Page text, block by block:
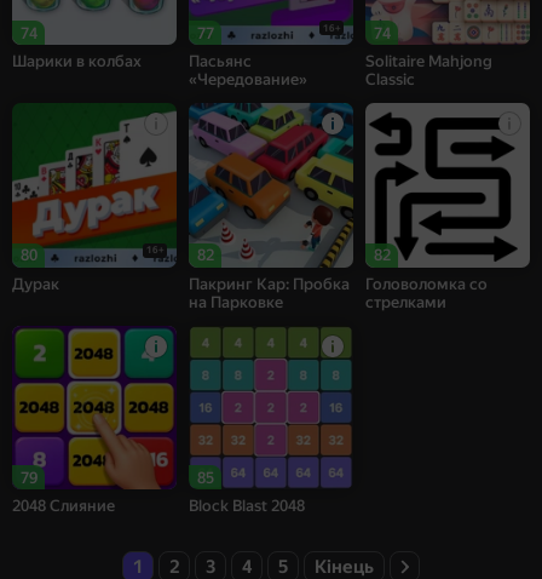
74
Шарики в колбах
77 16+
Пасьянс
«Чередование»
74
Solitaire Mahjong
Classic
80 16+
Дурак
82
Пакринг Кар: Пробка
на Парковке
82
Головоломка со
стрелками
79
2048 Слияние
85
Block Blast 2048
1 2 3 4 5 Кінець